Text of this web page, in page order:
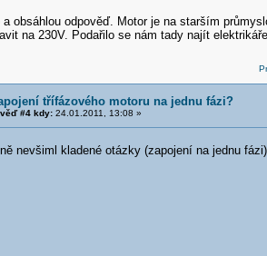
obsáhlou odpověď. Motor je na starším
na 230V. Podařilo se nám tady najít
třífázového motoru na jednu fázi?
#4 kdy:24.01.2011, 13:08 »
nevšiml kladené otázky (zapojení na jednu